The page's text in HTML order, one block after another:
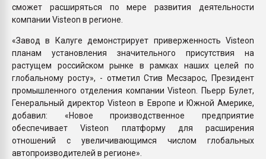
сможет расширяться по мере развития деятельности
компании Visteon в регионе.
«Завод в Калуге демонстрирует приверженность Visteon
планам установления значительного присутствия на
растущем российском рынке в рамках наших целей по
глобальному росту», - отметил Стив Месзарос, Президент
промышленного отделения компании Visteon. Пьерр Булет,
Генеральный директор Visteon в Европе и Южной Америке,
добавил: «Новое производственное предприятие
обеспечивает Visteon платформу для расширения
отношений с увеличивающимся числом глобальных
автопроизводителей в регионе».